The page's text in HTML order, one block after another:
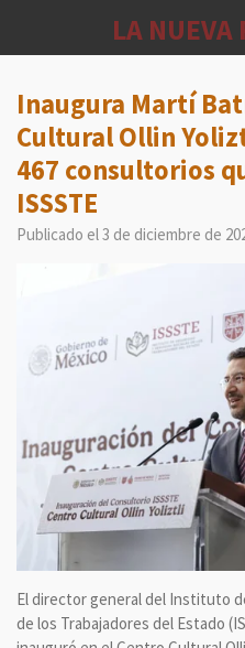
principal
LA NUEVA
Inaugura Martí
Cultural Ollin
467 consultorios
ISSSTE
Publicado el 3 de diciembre de
El director general del Instituto
de los Trabajadores del Estado